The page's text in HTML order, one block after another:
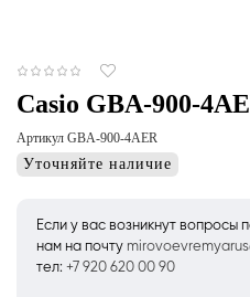
Casio GBA-900-
Артикул GBA-900-4AER
Уточняйте наличие
Если у вас возникнут вопросы
нам на почту
тел: +7 920 620 00 90